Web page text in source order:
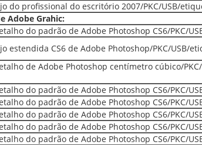
do profissional do escritório 2007/PKC/USB/
Adobe Grahic:
do padrão de Adobe Photoshop CS6/PKC/
estendida CS6 de Adobe Photoshop/PKC/USB/
de Adobe Photoshop centímetro cúbico/
do padrão de Adobe Photoshop CS6/PKC/
do padrão de Adobe Photoshop CS6/PKC/
do padrão de Adobe Photoshop CS6/PKC/
do padrão de Adobe Photoshop CS6/PKC/
do padrão de Adobe Photoshop CS6/PKC/